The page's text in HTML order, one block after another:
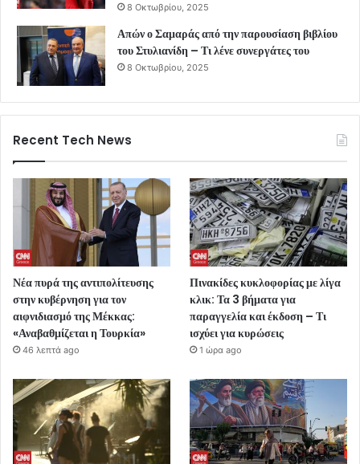
8 Οκτωβρίου, 2025
Απών ο Σαμαράς από την παρουσίαση βιβλίου
του Στυλιανίδη – Τι λένε συνεργάτες του
8 Οκτωβρίου, 2025
Recent Tech News
Νέα πυρά της αντιπολίτευσης
στην κυβέρνηση για τον
αιφνιδιασμό της Μέκκας:
«Αναβαθμίζεται η Τουρκία»
46 λεπτά ago
Πινακίδες κυκλοφορίας με λίγα
κλικ: Τα 3 βήματα για
παραγγελία και έκδοση – Τι
ισχύει για κυρώσεις
1 ώρα ago